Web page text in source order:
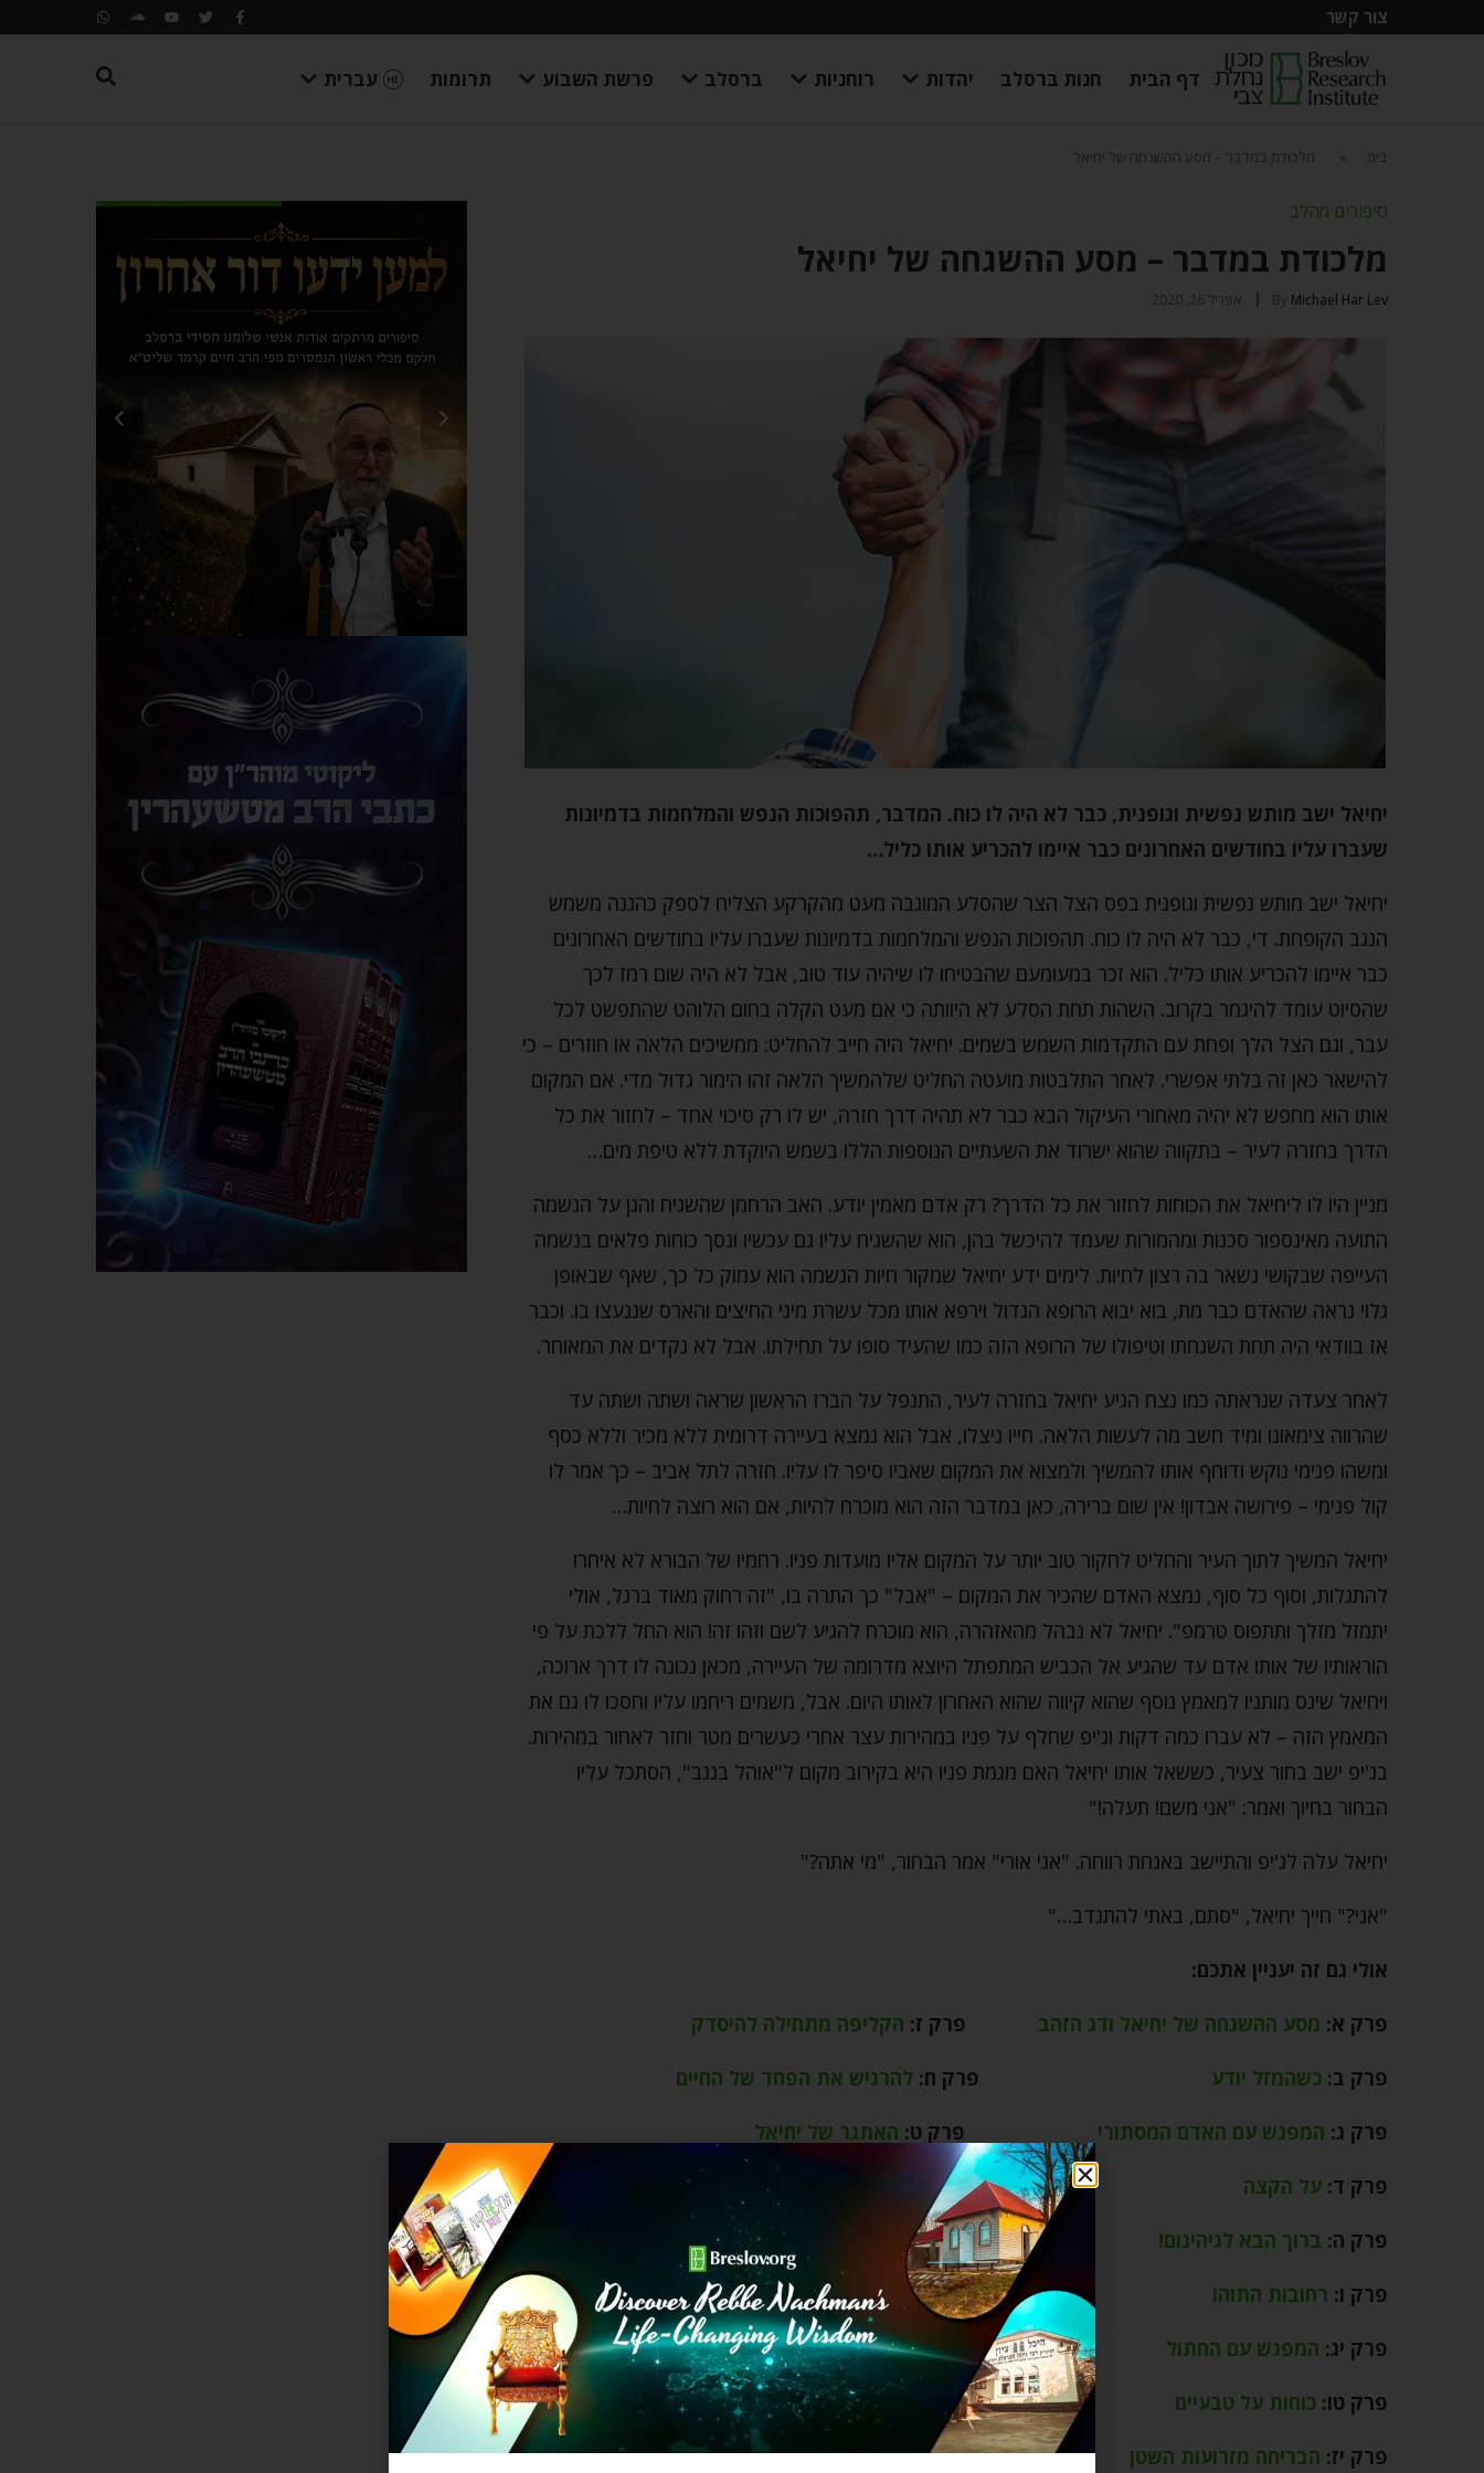
צור קשר
דף הבית חנות ברסלב יהדות רוחניות ברסלב פרשת השבוע תרומות עברית
בית מלכודת במדבר – מסע ההשגחה של יחיאל
סיפורים מהלב
מלכודת במדבר – מסע ההשגחה של יחיאל
By Michael Har Lev אפריל 26, 2020
יחיאל ישב מותש נפשית וגופנית, כבר לא היה לו כוח. המדבר, תהפוכות הנפש והמלחמות בדמיונות
שעברו עליו בחודשים האחרונים כבר איימו להכריע אותו כליל…
יחיאל ישב מותש נפשית וגופנית בפס הצל הצר שהסלע המוגבה מעט מהקרקע הצליח לספק כהגנה משמש
הנגב הקופחת. די, כבר לא היה לו כוח. תהפוכות הנפש והמלחמות בדמיונות שעברו עליו בחודשים האחרונים
כבר איימו להכריע אותו כליל. הוא זכר במעומעם שהבטיחו לו שיהיה עוד טוב, אבל לא היה שום רמז לכך
שהסיוט עומד להיגמר בקרוב. השהות תחת הסלע לא היוותה כי אם מעט הקלה בחום הלוהט שהתפשט לכל
עבר, וגם הצל הלך ופחת עם התקדמות השמש בשמים. יחיאל היה חייב להחליט: ממשיכים הלאה או חוזרים – כי
להישאר כאן זה בלתי אפשרי. לאחר התלבטות מועטה החליט שלהמשיך הלאה זהו הימור גדול מדי. אם המקום
אותו הוא מחפש לא יהיה מאחורי העיקול הבא כבר לא תהיה דרך חזרה, יש לו רק סיכוי אחד – לחזור את כל
הדרך בחזרה לעיר – בתקווה שהוא ישרוד את השעתיים הנוספות הללו בשמש היוקדת ללא טיפת מים…
מניין היו לו ליחיאל את הכוחות לחזור את כל הדרך? רק אדם מאמין יודע. האב הרחמן שהשגיח והגן על הנשמה
התועה מאינספור סכנות ומהמורות שעמד להיכשל בהן, הוא שהשגיח עליו גם עכשיו ונסך כוחות פלאים בנשמה
העייפה שבקושי נשאר בה רצון לחיות. לימים ידע יחיאל שמקור חיות הנשמה הוא עמוק כל כך, שאף שבאופן
גלוי נראה שהאדם כבר מת, בוא יבוא הרופא הגדול וירפא אותו מכל עשרת מיני החיצים והארס שננעצו בו. וכבר
אז בוודאי היה תחת השגחתו וטיפולו של הרופא הזה כמו שהעיד סופו על תחילתו. אבל לא נקדים את המאוחר.
לאחר צעדה שנראתה כמו נצח הגיע יחיאל בחזרה לעיר, התנפל על הברז הראשון שראה ושתה ושתה עד
שהרווה צימאונו ומיד חשב מה לעשות הלאה. חייו ניצלו, אבל הוא נמצא בעיירה דרומית ללא מכיר וללא כסף
ומשהו פנימי נוקש ודוחף אותו להמשיך ולמצוא את המקום שאביו סיפר לו עליו. חזרה לתל אביב – כך אמר לו
קול פנימי – פירושה אבדון! אין שום ברירה, כאן במדבר הזה הוא מוכרח להיות, אם הוא רוצה לחיות…
יחיאל המשיך לתוך העיר והחליט לחקור טוב יותר על המקום אליו מועדות פניו. רחמיו של הבורא לא איחרו
להתגלות, וסוף כל סוף, נמצא האדם שהכיר את המקום – "אבל" כך התרה בו, "זה רחוק מאוד ברגל, אולי
יתמזל מזלך ותתפוס טרמפ". יחיאל לא נבהל מהאזהרה, הוא מוכרח להגיע לשם וזהו זה! הוא החל ללכת על פי
הוראותיו של אותו אדם עד שהגיע אל הכביש המתפתל היוצא מדרומה של העיירה, מכאן נכונה לו דרך ארוכה,
ויחיאל שינס מותניו למאמץ נוסף שהוא קיווה שהוא האחרון לאותו היום. אבל, משמים ריחמו עליו וחסכו לו גם את
המאמץ הזה – לא עברו כמה דקות וג'יפ שחלף על פניו במהירות עצר אחרי כעשרים מטר וחזר לאחור במהירות.
בג'יפ ישב בחור צעיר, כששאל אותו יחיאל האם מגמת פניו היא בקירוב מקום ל"אוהל בנגב", הסתכל עליו
הבחור בחיוך ואמר: "אני משם! תעלה!"
יחיאל עלה לג'יפ והתיישב באנחת רווחה. "אני אורי" אמר הבחור, "מי אתה?"
"אני?" חייך יחיאל, "סתם, באתי להתנדב…"
אולי גם זה יעניין אתכם:
פרק א: מסע ההשגחה של יחיאל ודג הזהב פרק ז: הקליפה מתחילה להיסדק
פרק ב: כשהמזל יודע פרק ח: להרגיש את הפחד של החיים
פרק ג: המפגש עם האדם המסתורי פרק ט: האתגר של יחיאל
פרק ד: על הקצה פרק י:
פרק ה: ברוך הבא לגיהינום! פרק יא: שובו של מושון
פרק ו: רחובות התוהו פרק יב: החזרה מהכפור
פרק יג: המפגש עם החתול פרק יד:דרך הצוענים
פרק טו: כוחות על טבעיים פרק טז: להט החרב המתהפכת
פרק יז: הבריחה מזרועות השטן פרק יח:חוזר הביתה